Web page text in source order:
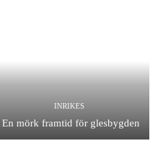
INRIKES
En mörk framtid för glesbygden